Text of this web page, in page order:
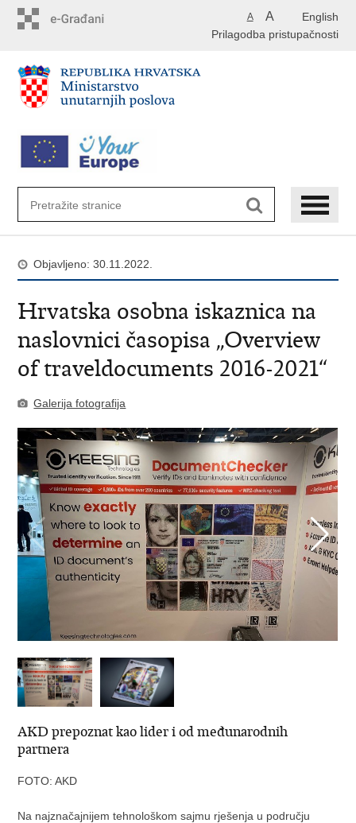
English
A A
Prilagodba pristupačnosti
Objavljeno: 30.11.2022.
Hrvatska osobna iskaznica na
naslovnici časopisa „Overview
of traveldocuments 2016-2021“
Galerija fotografija
AKD prepoznat kao lider i od međunarodnih
partnera
FOTO: AKD
Na najznačajnijem tehnološkom sajmu rješenja u području